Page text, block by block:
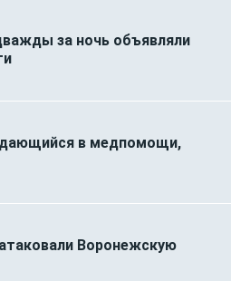
за ночь объявляли
в медпомощи,
Воронежскую